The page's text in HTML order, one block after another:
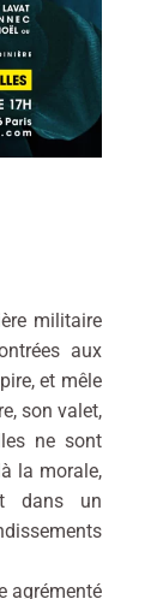
militaire
aux
et mêle
son valet,
ne sont
la morale,
dans un
agrémenté